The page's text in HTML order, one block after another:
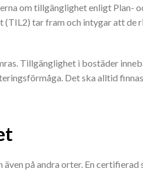
om tillgänglighet enligt Plan-
tar fram och intygar att
Tillgänglighet i bostäder
Det ska alltid
på andra orter. En